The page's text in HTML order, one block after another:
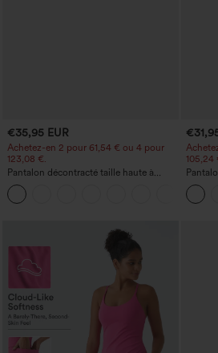
€35,95 EUR
Achetez-en 2 pour 61,54 € ou 4 pour
123,08 €.
Pantalon décontracté taille haute à
jambe droite, effet lin, avec poches
105,24
style